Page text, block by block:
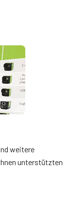
weitere
unterstützten